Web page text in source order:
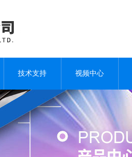
技术支持 视频中心